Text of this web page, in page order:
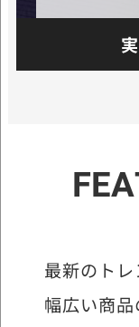
最新のトレ
幅広い商品